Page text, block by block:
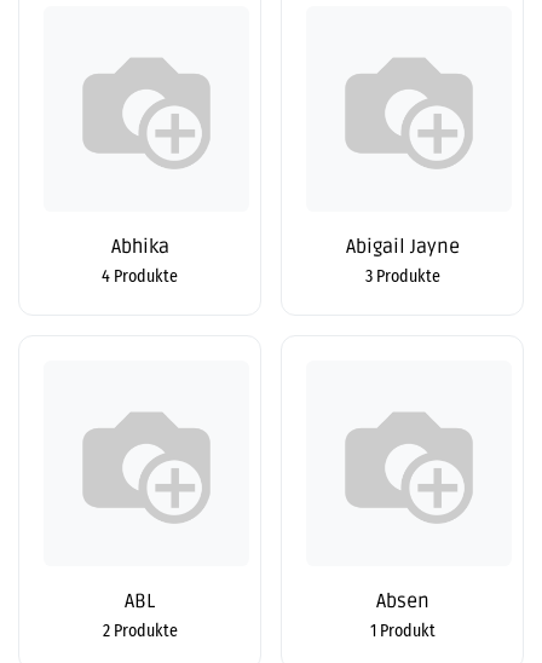
Abhika
4 Produkte
Abigail Jayne
3 Produkte
ABL
2 Produkte
Absen
1 Produkt